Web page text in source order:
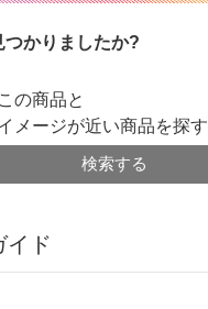
つかりましたか?
この商品と
メージが近い商品を探す
検索する
イド